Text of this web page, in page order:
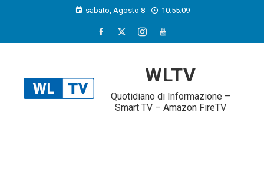
sabato, Agosto 8 10:55:09
WLTV
Quotidiano di Informazione –
Smart TV – Amazon FireTV